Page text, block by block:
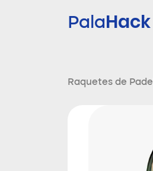
PalaHack
Raquetes de Padel